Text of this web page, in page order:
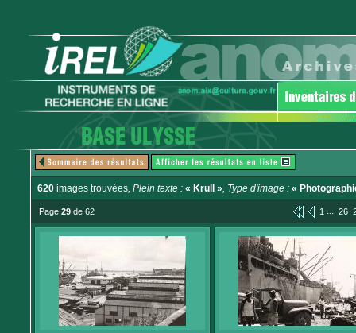
620 images trouvées, Plein texte : « Krull », Type d'image : «
Page 29 de 62 1 ... 26